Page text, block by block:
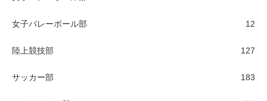
女子バレーボール部 12
陸上競技部 127
サッカー部 183